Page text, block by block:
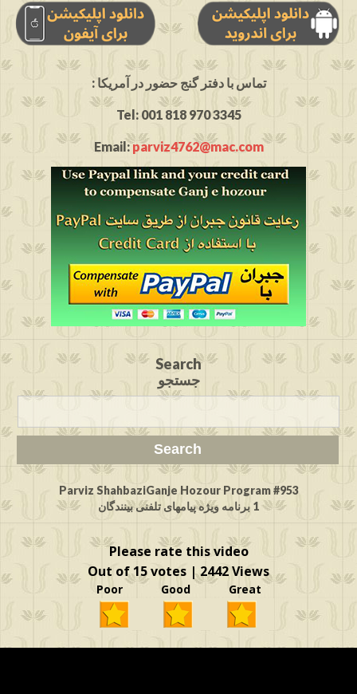
: تماس با دفتر گنج حضور در آمریکا
Tel: 001 818 970 3345
Email:parviz4762@mac.com
Search
جستجو
Parviz ShahbaziGanje Hozour Program #953
1 برنامه ویژه پیامهای تلفنی بینندگان
Please rate this video
Out of 15 votes | 2442 Views
Poor Good Great